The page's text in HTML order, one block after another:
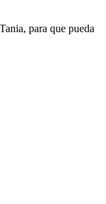
para que pueda